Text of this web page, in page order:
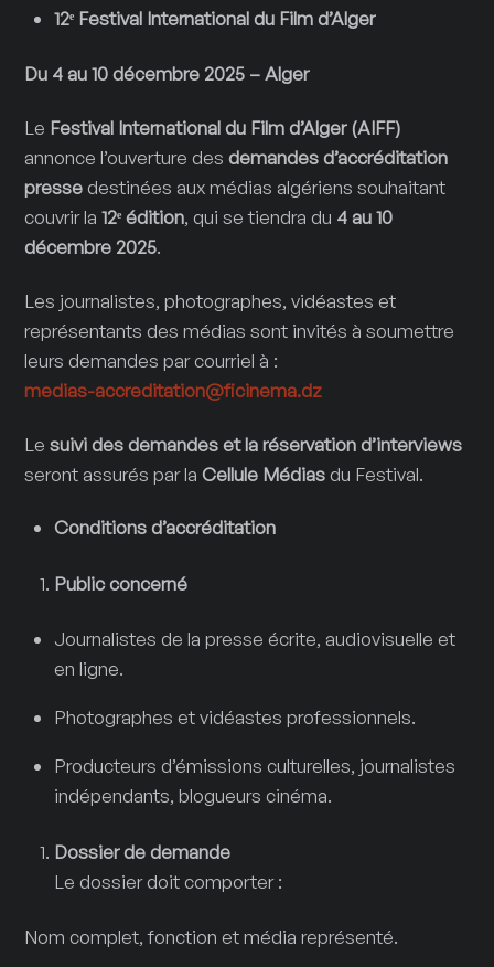
12ᵉ Festival International du Film d’Alger
Du 4 au 10 décembre 2025 – Alger
Le Festival International du Film d’Alger (AIFF)
annonce l’ouverture desdemandes d’accréditation
pressedestinées aux médias algériens souhaitant
couvrir la12ᵉ édition, qui se tiendra du 4 au 10
décembre 2025.
Les journalistes, photographes, vidéastes et
représentants des médias sont invités à soumettre
leurs demandes par courriel à :
medias-accreditation@ficinema.dz
Lesuivi des demandes et la réservation d’interviews
seront assurés par laCellule Médiasdu Festival.
Conditions d’accréditation
Public concerné
Journalistes de la presse écrite, audiovisuelle et
en ligne.
Photographes et vidéastes professionnels.
Producteurs d’émissions culturelles, journalistes
indépendants, blogueurs cinéma.
Dossier de demande
Le dossier doit comporter :
Nom complet, fonction et média représenté.